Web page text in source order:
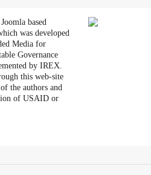
based
was developed
Media for
Governance
by IREX.
this web-site
the authors and
of USAID or